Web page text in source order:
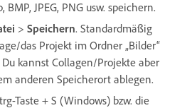
BMP, JPEG, PNG usw. speichern.
> Speichern. Standardmäßig
das Projekt im Ordner „Bilder“
kannst Collagen/Projekte aber
anderen Speicherort ablegen.
Taste + S (Windows) bzw. die